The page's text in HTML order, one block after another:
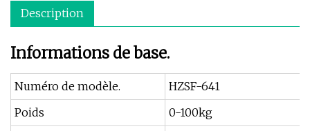
Description
Informations de base.
Numéro de modèle.
HZSF-641
Poids
0-100kg